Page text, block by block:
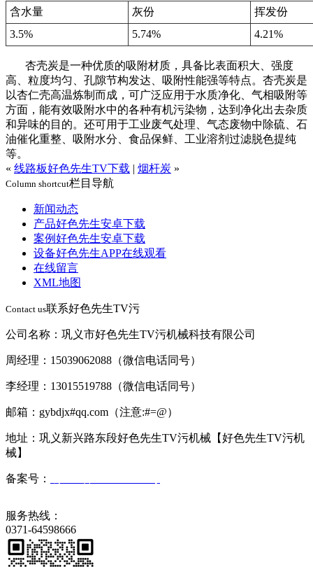
含水量
灰份
挥发份
3.5%
5.74% 4.21%
杏壳炭是一种优质的吸附材质，具备比表面积大、强度
高、粒度均匀、孔隙节构发达、吸附性能强等特点。杏壳炭是
以杏仁壳高温炼制而成，可广泛应用于水质净化、气相吸附等
方面，能有效吸附水中的各种有机污染物，达到净化出去杂质
和异味的目的。还可用于工业废气处理、气态废物中除硫、石
油催化重整、吸附水分、食品保鲜、工业溶剂过滤脱色提纯
等。
« 线路板好色先生TV下载 | 烟杆炭 »
Column shortcut栏目导航
新闻动态
产品好色先生安卓下载
案例好色先生安卓下载
设备好色先生APP在线观看
在线留言
XML地图
Contact us联系好色先生TV污
公司名称：巩义市好色先生TV污机械科技有限公司
周经理：15039062088（微信电话同号）
李经理：13015519788（微信电话同号）
邮箱：gybdjx#qq.com（注意:#=@）
地址：巩义新兴路东段好色先生TV污机械【好色先生TV污机
械】
备案号：
服务热线：
0371-64598666